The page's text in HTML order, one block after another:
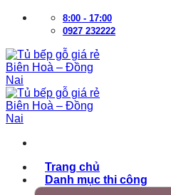
dung
8:00 - 17:00
0927 232222
Trang chủ
Danh mục thi công